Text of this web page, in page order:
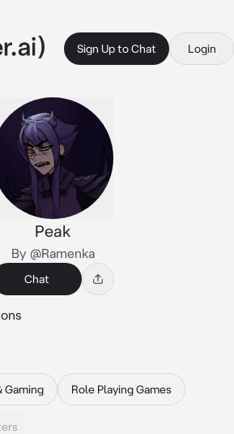
Sign Up to Chat Login
Peak
By @Ramenka
Chat
Gaming Role Playing Games